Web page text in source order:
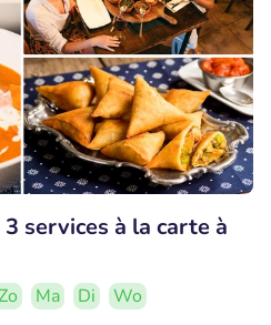
services à la carte à
Ma Di
Wo